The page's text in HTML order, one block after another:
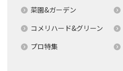
菜園&ガーデン
コメリハード&グリーン
プロ特集